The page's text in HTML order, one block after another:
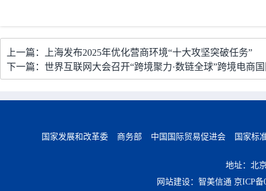
上一篇：上海发布2025年优化营商环境“十大攻坚突破任务”
下一篇：世界互联网大会召开“跨境聚力·数链全球”跨境电商
国家发展和改革委 商务部 中国国际贸易促进会 国家标
地址：北
网站建设：智美信通 京ICP备